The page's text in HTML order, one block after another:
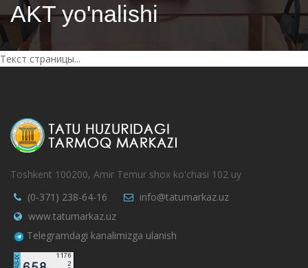
AKT yo'nalishi
Текст страницы...
Toshkent 100200, Amir Temur shox ko'chasi 102 uy
(0-371) 238-64-16
info@tatumarkaz.uz
www.tatumarkaz.uz
Telegramdagi kanalimizga ulanish